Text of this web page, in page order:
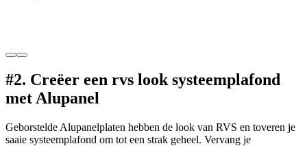
#2. Creëer een rvs look systeemplafond
met Alupanel
Geborstelde Alupanelplaten hebben de look van RVS en toveren je
saaie systeemplafond om tot een strak geheel. Vervang je